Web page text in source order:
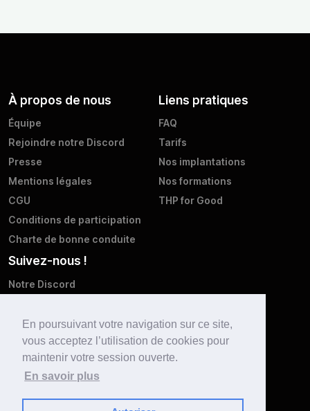
En poursuivant votre navigation sur ce site,
vous acceptez l’utilisation de cookies pour
maintenir votre session ouverte.
En savoir plus
À propos de nous
Équipe
Rejoindre notre Discord
Presse
Mentions légales
CGU
Conditions de participation
Charte de bonne conduite
Liens pratiques
FAQ
Tarifs
Nos implantations
Nos formations
THP for Good
Suivez-nous !
Notre Discord
Facebook
Instagram
LinkedIn
Youtube